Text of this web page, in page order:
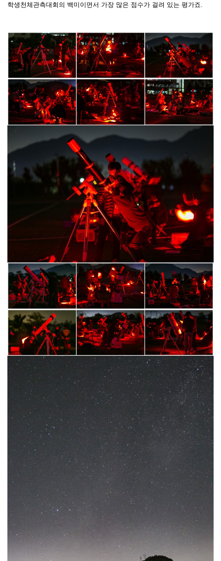
학생천체관측대회의 백미이면서 가장 많은 점수가 걸려 있는 평가죠.